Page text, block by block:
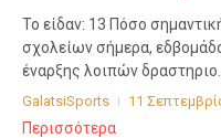
Το είδαν: 13 Πόσο
σχολείων σήμερα,
έναρξης λοιπών δραστηριο...
GalatsiSports 11
Περισσότερα